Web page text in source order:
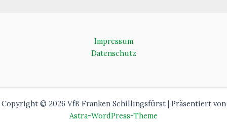
Impressum
Datenschutz
Copyright © 2026 VfB Franken Schillingsfürst | Präsentiert von
Astra-WordPress-Theme